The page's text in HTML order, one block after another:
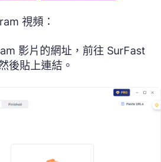
視頻：
影片的網址，前往 SurFast
後貼上連結。